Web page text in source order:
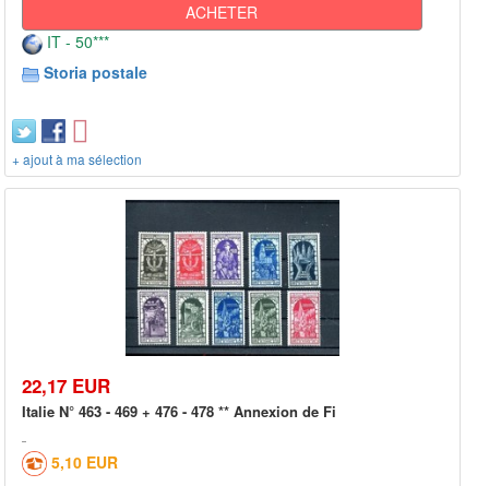
ACHETER
IT - 50***
Storia postale
+ ajout à ma sélection
22,17 EUR
Italie N° 463 - 469 + 476 - 478 ** Annexion de Fi
5,10 EUR